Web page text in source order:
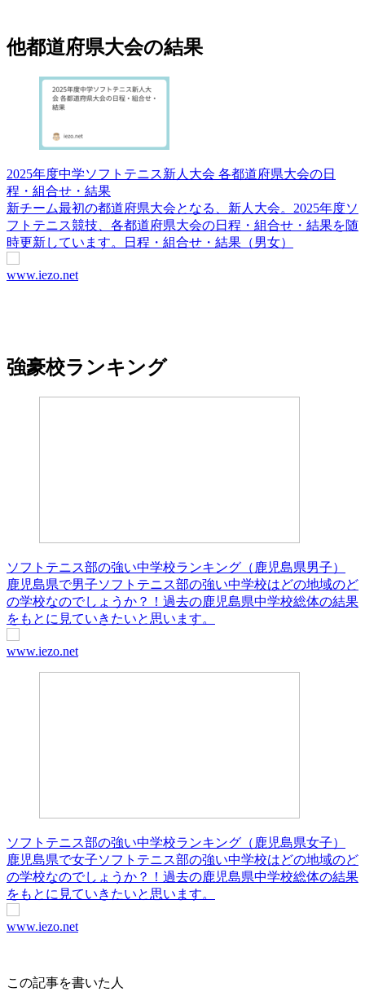
他都道府県大会の結果
2025年度中学ソフトテニス新人大会 各都道府県大会の日
程・組合せ・結果
新チーム最初の都道府県大会となる、新人大会。2025年度ソ
フトテニス競技、各都道府県大会の日程・組合せ・結果を随
時更新しています。日程・組合せ・結果（男女）
www.iezo.net
強豪校ランキング
ソフトテニス部の強い中学校ランキング（鹿児島県男子）
鹿児島県で男子ソフトテニス部の強い中学校はどの地域のど
の学校なのでしょうか？！過去の鹿児島県中学校総体の結果
をもとに見ていきたいと思います。
www.iezo.net
ソフトテニス部の強い中学校ランキング（鹿児島県女子）
鹿児島県で女子ソフトテニス部の強い中学校はどの地域のど
の学校なのでしょうか？！過去の鹿児島県中学校総体の結果
をもとに見ていきたいと思います。
www.iezo.net
この記事を書いた人